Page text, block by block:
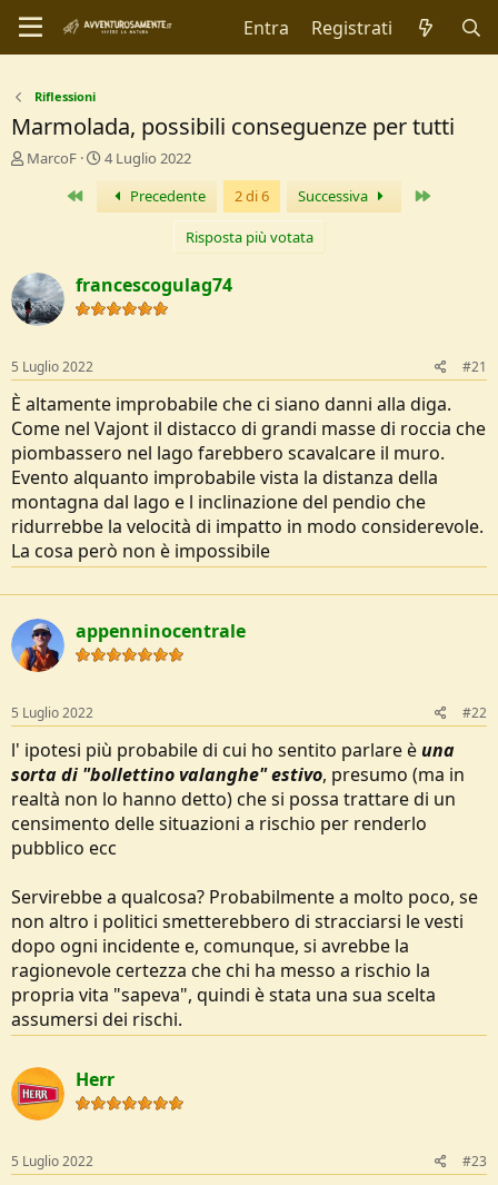
Entra Registrati
Riflessioni
Marmolada, possibili conseguenze per tutti
C
r
e
D
c
u
s
s
i
o
n
e
MarcoF
D
a
I
n
i
o
4 Luglio 2022
Primo Precedente 2 di 6 Successiva
Risposta più votata
francescogulag74
5 Luglio 2022 #21
È altamente improbabile che ci siano danni alla diga.
Come nel Vajont il distacco di grandi masse di roccia che
piombassero nel lago farebbero scavalcare il muro.
Evento alquanto improbabile vista la distanza della
montagna dal lago e l inclinazione del pendio che
ridurrebbe la velocità di impatto in modo considerevole.
La cosa però non è impossibile
appenninocentrale
5 Luglio 2022 #22
l' ipotesi più probabile di cui ho sentito parlare èuna
sorta di "bollettino valanghe" estivo, presumo (ma in
realtà non lo hanno detto) che si possa trattare di un
censimento delle situazioni a rischio per renderlo
pubblico ecc
Servirebbe a qualcosa? Probabilmente a molto poco, se
non altro i politici smetterebbero di stracciarsi le vesti
dopo ogni incidente e, comunque, si avrebbe la
ragionevole certezza che chi ha messo a rischio la
propria vita "sapeva", quindi è stata una sua scelta
assumersi dei rischi.
Herr
5 Luglio 2022 #23